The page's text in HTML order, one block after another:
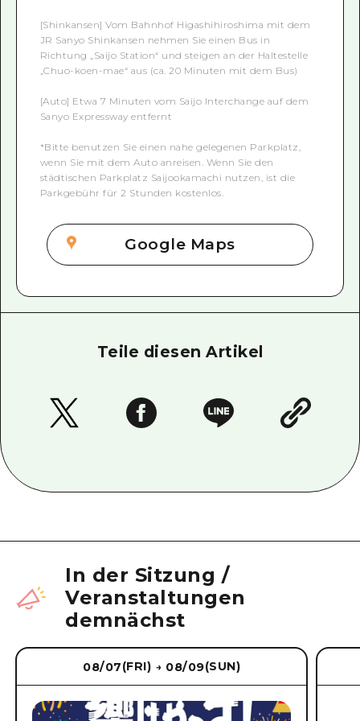
[Shinkansen] Vom Bahnhof Higashihiroshima mit dem
JR Sanyo Shinkansen nehmen Sie einen Bus in
Richtung „Saijo Station“ und steigen an der Haltestelle
„Chuo-koen-mae“ aus (ca. 20 Minuten mit dem Bus)
[Auto] Etwa 7 Minuten vom Saijo Interchange auf dem
Sanyo Expressway entfernt
*Bitte benutzen Sie einen nahe gelegenen Parkplatz,
wenn Sie mit dem Auto anreisen. Wenn Sie den
städtischen Parkplatz Saijookamachi nutzen, ist die
Parkgebühr für 2 Stunden kostenlos.
Google Maps
Teile diesen Artikel
In der Sitzung /
Veranstaltungen
demnächst
08/07(FRI) → 08/09(SUN)